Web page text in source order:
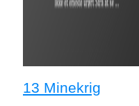
13 Minekrig